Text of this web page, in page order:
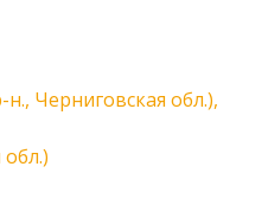
Черниговская обл.),